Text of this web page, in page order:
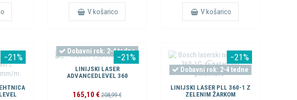
V košarico V košarico
−21% −21%
Dobavni rok: 2-4 tedne
LINIJSKI LASER
ADVANCEDLEVEL 360
165,10 €208,99 €
−21%
Dobavni rok: 2-4 tedne
LINIJSKI LASER PLL 360-1 Z
ZELENIM ŽARKOM